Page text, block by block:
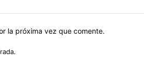
la próxima vez que comente.